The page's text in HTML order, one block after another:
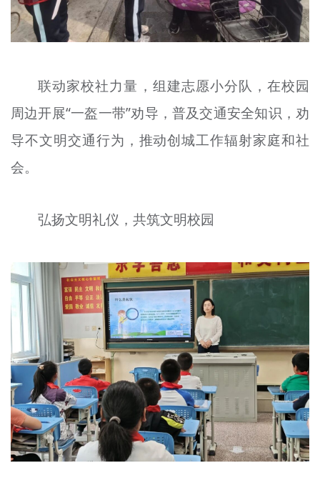
联动家校社力量，组建志愿小分队，在校园
周边开展“一盔一带”劝导，普及交通安全知识，劝
导不文明交通行为，推动创城工作辐射家庭和社
会。
弘扬文明礼仪，共筑文明校园